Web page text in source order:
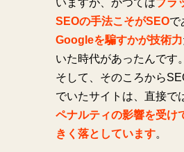
いますが、かつてはブラ
SEOの手法こそがSEOで
Googleを騙すかが技術力
いた時代があったんです。
そして、そのころから
でいたサイトは、直接で
ペナルティの影響を受け
きく落としています。